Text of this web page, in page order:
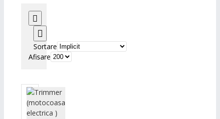
Sortare
Afisare